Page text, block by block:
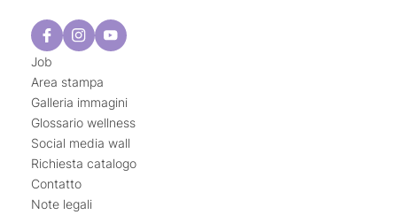
Job
Area stampa
Galleria immagini
Glossario wellness
Social media wall
Richiesta catalogo
Contatto
Note legali